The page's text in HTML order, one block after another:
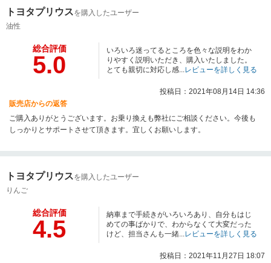
トヨタプリウスを購入したユーザー
油性
総合評価
5.0
いろいろ迷ってるところを色々な説明をわか
りやすく説明いただき、購入いたしました。
とても親切に対応し感...レビューを詳しく見る
投稿日：2021年08月14日 14:36
販売店からの返答
ご購入ありがとうございます。お乗り換えも弊社にご相談ください。今後も
しっかりとサポートさせて頂きます。宜しくお願いします。
トヨタプリウスを購入したユーザー
りんご
総合評価
4.5
納車まで手続きがいろいろあり、自分もはじ
めての事ばかりで、わからなくて大変だった
けど、担当さんも一緒...レビューを詳しく見る
投稿日：2021年11月27日 18:07